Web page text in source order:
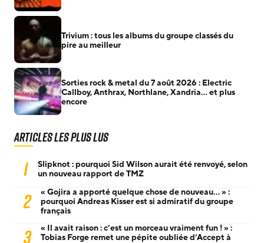
Trivium : tous les albums du groupe classés du
pire au meilleur
Sorties rock & metal du 7 août 2026 : Electric
Callboy, Anthrax, Northlane, Xandria… et plus
encore
Articles les plus lus
1
Slipknot : pourquoi Sid Wilson aurait été renvoyé, selon
un nouveau rapport de TMZ
2
« Gojira a apporté quelque chose de nouveau… » :
pourquoi Andreas Kisser est si admiratif du groupe
français
3
« Il avait raison : c’est un morceau vraiment fun ! » :
Tobias Forge remet une pépite oubliée d’Accept à